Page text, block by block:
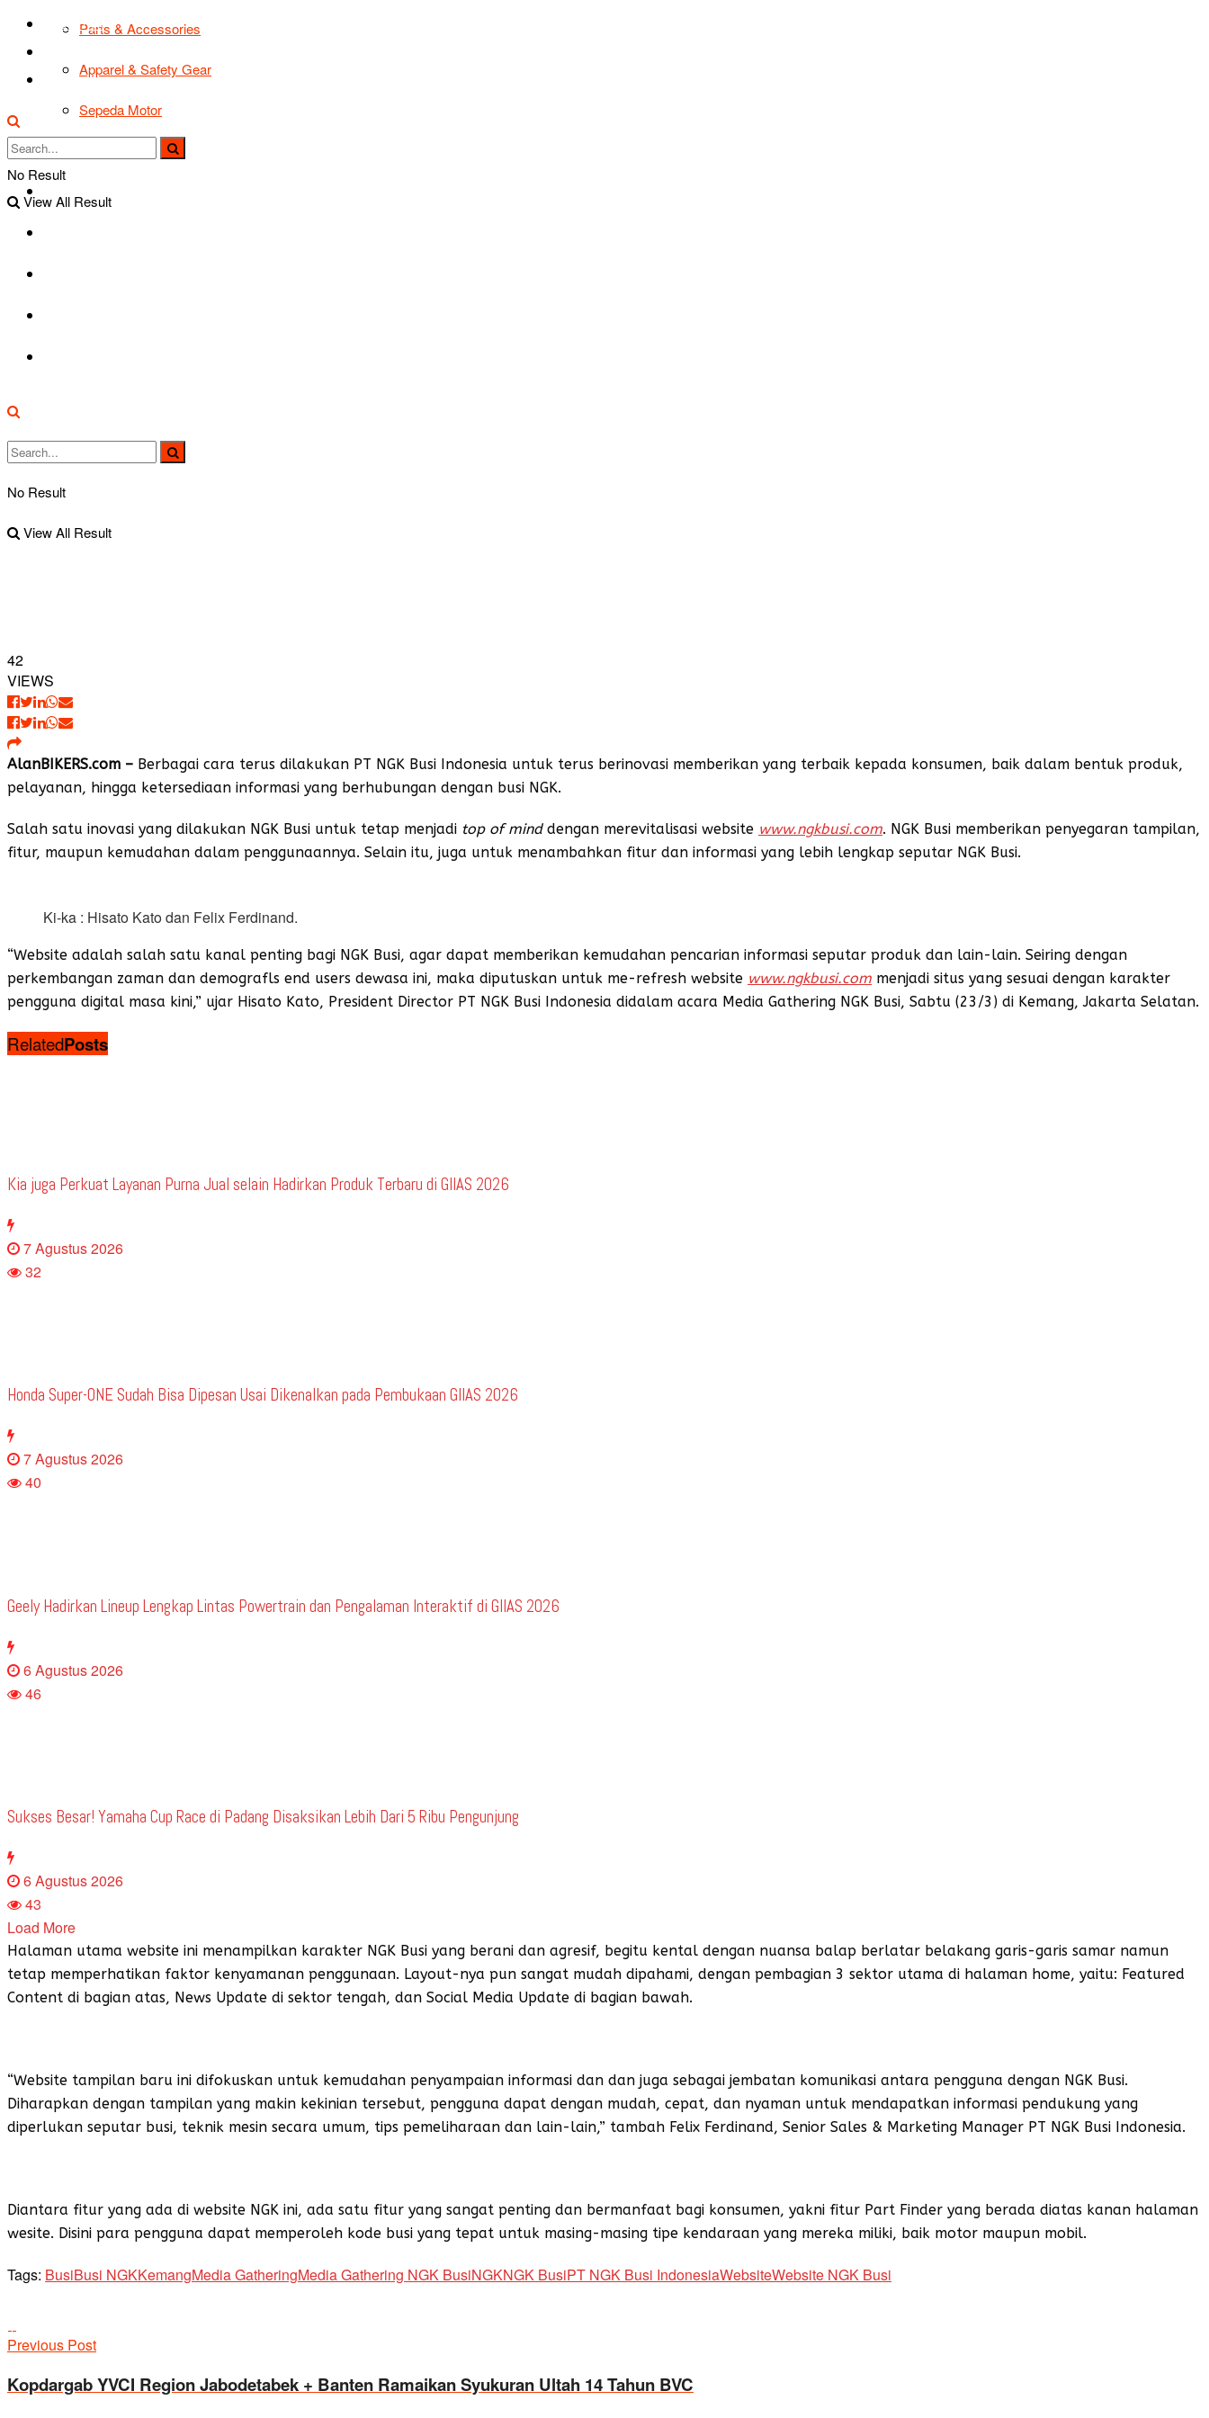
Parts & Accessories
Apparel & Safety Gear
Sepeda Motor
No Result
View All Result
TIPS & TRIK
Tentang Kami
No Result
View All Result
42
VIEWS
AlanBIKERS.com – Berbagai cara terus dilakukan PT NGK Busi Indonesia untuk terus berinovasi memberikan yang terbaik kepada konsumen, baik dalam bentuk produk,
pelayanan, hingga ketersediaan informasi yang berhubungan dengan busi NGK.
Salah satu inovasi yang dilakukan NGK Busi untuk tetap menjadi top of mind dengan merevitalisasi website www.ngkbusi.com. NGK Busi memberikan penyegaran tampilan,
fitur, maupun kemudahan dalam penggunaannya. Selain itu, juga untuk menambahkan fitur dan informasi yang lebih lengkap seputar NGK Busi.
Ki-ka : Hisato Kato dan Felix Ferdinand.
“Website adalah salah satu kanal penting bagi NGK Busi, agar dapat memberikan kemudahan pencarian informasi seputar produk dan lain-lain. Seiring dengan
perkembangan zaman dan demografls end users dewasa ini, maka diputuskan untuk me-refresh website www.ngkbusi.com menjadi situs yang sesuai dengan karakter
pengguna digital masa kini,” ujar Hisato Kato, President Director PT NGK Busi Indonesia didalam acara Media Gathering NGK Busi, Sabtu (23/3) di Kemang, Jakarta Selatan.
RelatedPosts
Kia juga Perkuat Layanan Purna Jual selain Hadirkan Produk Terbaru di GIIAS 2026
7 Agustus 2026
32
Honda Super-ONE Sudah Bisa Dipesan Usai Dikenalkan pada Pembukaan GIIAS 2026
7 Agustus 2026
40
Geely Hadirkan Lineup Lengkap Lintas Powertrain dan Pengalaman Interaktif di GIIAS 2026
6 Agustus 2026
46
Sukses Besar! Yamaha Cup Race di Padang Disaksikan Lebih Dari 5 Ribu Pengunjung
6 Agustus 2026
43
Load More
Halaman utama website ini menampilkan karakter NGK Busi yang berani dan agresif, begitu kental dengan nuansa balap berlatar belakang garis-garis samar namun
tetap memperhatikan faktor kenyamanan penggunaan. Layout-nya pun sangat mudah dipahami, dengan pembagian 3 sektor utama di halaman home, yaitu: Featured
Content di bagian atas, News Update di sektor tengah, dan Social Media Update di bagian bawah.
“Website tampilan baru ini difokuskan untuk kemudahan penyampaian informasi dan dan juga sebagai jembatan komunikasi antara pengguna dengan NGK Busi.
Diharapkan dengan tampilan yang makin kekinian tersebut, pengguna dapat dengan mudah, cepat, dan nyaman untuk mendapatkan informasi pendukung yang
diperlukan seputar busi, teknik mesin secara umum, tips pemeliharaan dan lain-lain,” tambah Felix Ferdinand, Senior Sales & Marketing Manager PT NGK Busi Indonesia.
Diantara fitur yang ada di website NGK ini, ada satu fitur yang sangat penting dan bermanfaat bagi konsumen, yakni fitur Part Finder yang berada diatas kanan halaman
wesite. Disini para pengguna dapat memperoleh kode busi yang tepat untuk masing-masing tipe kendaraan yang mereka miliki, baik motor maupun mobil.
Tags: BusiBusi NGKKemangMedia GatheringMedia Gathering NGK BusiNGKNGK BusiPT NGK Busi IndonesiaWebsiteWebsite NGK Busi
Previous Post
Kopdargab YVCI Region Jabodetabek + Banten Ramaikan Syukuran Ultah 14 Tahun BVC